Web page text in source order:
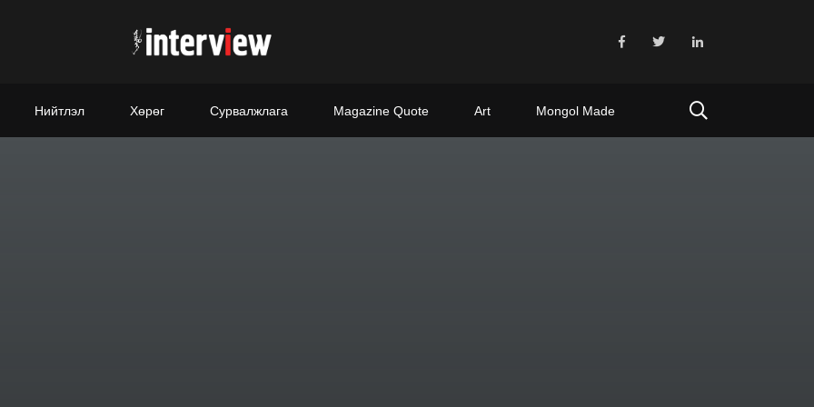
Нийтлэл Хөрөг Сурвалжлага Magazine Quote Art Mongol Made